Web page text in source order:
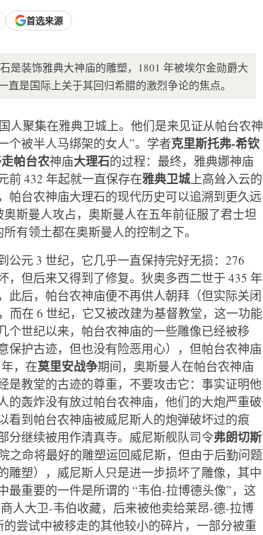
首选来源
是装饰雅典大神庙的雕塑，1801 年被埃尔金勋爵大
是国际上关于其回归希腊的激烈争论的焦点。
人聚集在雅典卫城上。他们是来见证从帕台农神
个被半人马绑架的女人”。学者克里斯托弗-希钦
帕台农神庙大理石的过程：最终，雅典娜神庙
前 432 年起就一直保存在雅典卫城上高耸入云的
台农神庙大理石的现代历史可以追溯到更久远
斯曼人攻占，奥斯曼人在五年前征服了君士坦
有领土都在奥斯曼人的控制之下。
元 3 世纪，它几乎一直保持完好无损：276
但后来又得到了修复。狄奥多西二世于 435 年
后，帕台农神庙便不再供人朝拜（但实际关闭
而在 6 世纪，它又被改建为基督教堂，这一功能
个世纪以来，帕台农神庙的一些雕像已经被移
保护古迹，但也没有险恶用心），但帕台农神庙
，在莫里安战争期间，奥斯曼人在帕台农神庙
是教堂的古迹的尊重，不要攻击它：事实证明他
轰炸没有放过帕台农神庙，他们的大炮严重破
看到帕台农神庙被威尼斯人的炮弹破坏过的痕
分继续被用作清真寺。威尼斯舰队司令弗朗切斯
之命将最好的雕塑运回威尼斯，但由于后勤问题
雕塑），威尼斯人只是进一步损坏了雕像，其中
重要的一件是所谓的 “韦伯-拉博德头像”，这
人大卫-韦伯收藏，后来被他卖给莱昂-德-拉博
尝试中被移走的其他较小的碎片，一部分被重